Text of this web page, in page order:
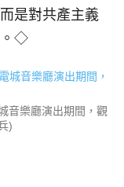
是對共產主義
。◇
音樂廳演出期間，觀
)